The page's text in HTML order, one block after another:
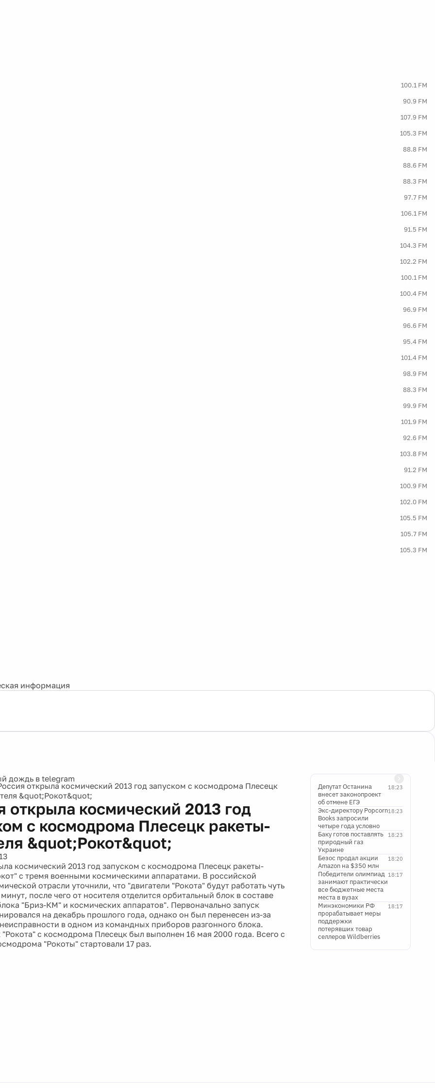
100.1 FM
90.9 FM
107.9 FM
105.3 FM
88.8 FM
88.6 FM
88.3 FM
97.7 FM
106.1 FM
91.5 FM
104.3 FM
102.2 FM
100.1 FM
100.4 FM
96.9 FM
96.6 FM
95.4 FM
101.4 FM
98.9 FM
88.3 FM
99.9 FM
101.9 FM
92.6 FM
103.8 FM
91.2 FM
100.9 FM
102.0 FM
105.5 FM
105.7 FM
105.3 FM
информация
открыла космический 2013 год запуском с космодрома Плесецк
&quot;Рокот&quot;
открыла космический 2013 год
с космодрома Плесецк ракеты-
&quot;Рокот&quot;
космический 2013 год запуском с космодрома Плесецк ракеты-
с тремя военными космическими аппаратами. В российской
отрасли уточнили, что "двигатели "Рокота" будут работать чуть
после чего от носителя отделится орбитальный блок в составе
"Бриз-КМ" и космических аппаратов". Первоначально запуск
на декабрь прошлого года, однако он был перенесен из-за
в одном из командных приборов разгонного блока.
с космодрома Плесецк был выполнен 16 мая 2000 года. Всего с
"Рокоты" стартовали 17 раз.
18:23
Депутат Останина
внесет законопроект
об отмене ЕГЭ
18:23
Экс-директору Popcorn
Books запросили
четыре года условно
18:23
Баку готов поставлять
природный газ
Украине
18:20
Безос продал акции
Amazon на $350 млн
18:17
Победители олимпиад
занимают практически
все бюджетные места
места в вузах
18:17
Минэкономики РФ
прорабатывает меры
поддержки
потерявших товар
селлеров Wildberries